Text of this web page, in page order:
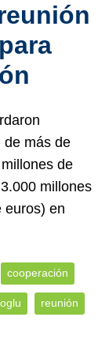
de más de
de
millones
euros) en
cooperación
reunión